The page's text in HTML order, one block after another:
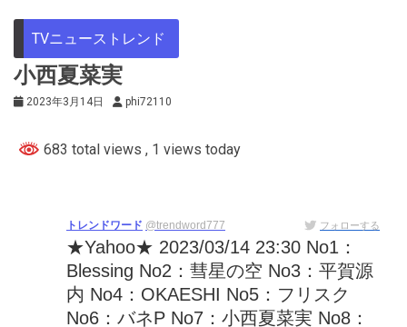
TVニューストレンド
小西夏菜実
2023年3月14日 phi72110
683 total views , 1 views today
トレンドワード @trendword777 フォローする
★Yahoo★ 2023/03/14 23:30 No1：
Blessing No2：彗星の空 No3：平賀源
内 No4：OKAESHI No5：フリスク
No6：バネP No7：小西夏菜実 No8：